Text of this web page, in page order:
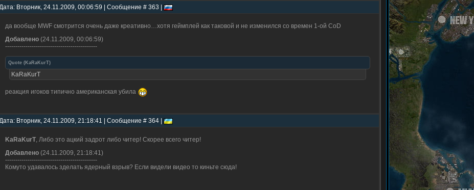
Вторник, 24.11.2009, 00:06:59 | Сообщение # 363 |
да вообще MWF смотрится очень даже креативно…хотя геймплей как таковой и не изменился со времен 1-ой CoD
Добавлено (24.11.2009, 00:06:59)
---------------------------------------------
Quote ( KaRaKurT)
KaRaKurT
реакция игоков типично американская убила
Вторник, 24.11.2009, 21:18:41 | Сообщение # 364 |
KaRaKurT, Либо это ацкий задрот либо читер! Скорее всего читер!
Добавлено (24.11.2009, 21:18:41)
---------------------------------------------
Комуто удавалось зделать ядерный взрыв? Если видели видео то киньте сюда!